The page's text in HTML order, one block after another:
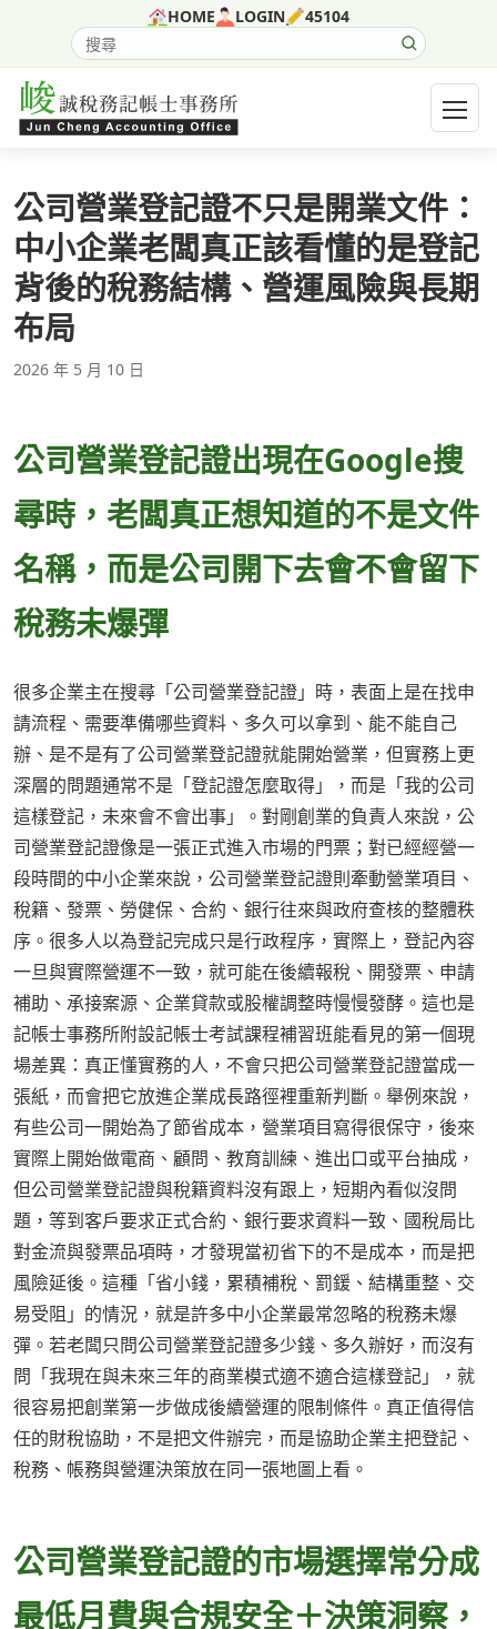
HOME LOGIN 45104
搜尋網站內容
開啟
公司營業登記證不只是開業文件：
中小企業老闆真正該看懂的是登記
背後的稅務結構、營運風險與長期
布局
2026 年 5 月 10 日
公司營業登記證出現在Google搜
尋時，老闆真正想知道的不是文件
名稱，而是公司開下去會不會留下
稅務未爆彈
很多企業主在搜尋「公司營業登記證」時，表面上是在找申
請流程、需要準備哪些資料、多久可以拿到、能不能自己
辦、是不是有了公司營業登記證就能開始營業，但實務上更
深層的問題通常不是「登記證怎麼取得」，而是「我的公司
這樣登記，未來會不會出事」。對剛創業的負責人來說，公
司營業登記證像是一張正式進入市場的門票；對已經經營一
段時間的中小企業來說，公司營業登記證則牽動營業項目、
稅籍、發票、勞健保、合約、銀行往來與政府查核的整體秩
序。很多人以為登記完成只是行政程序，實際上，登記內容
一旦與實際營運不一致，就可能在後續報稅、開發票、申請
補助、承接案源、企業貸款或股權調整時慢慢發酵。這也是
記帳士事務所附設記帳士考試課程補習班能看見的第一個現
場差異：真正懂實務的人，不會只把公司營業登記證當成一
張紙，而會把它放進企業成長路徑裡重新判斷。舉例來說，
有些公司一開始為了節省成本，營業項目寫得很保守，後來
實際上開始做電商、顧問、教育訓練、進出口或平台抽成，
但公司營業登記證與稅籍資料沒有跟上，短期內看似沒問
題，等到客戶要求正式合約、銀行要求資料一致、國稅局比
對金流與發票品項時，才發現當初省下的不是成本，而是把
風險延後。這種「省小錢，累積補稅、罰鍰、結構重整、交
易受阻」的情況，就是許多中小企業最常忽略的稅務未爆
彈。若老闆只問公司營業登記證多少錢、多久辦好，而沒有
問「我現在與未來三年的商業模式適不適合這樣登記」，就
很容易把創業第一步做成後續營運的限制條件。真正值得信
任的財稅協助，不是把文件辦完，而是協助企業主把登記、
稅務、帳務與營運決策放在同一張地圖上看。
公司營業登記證的市場選擇常分成
最低月費與合規安全＋決策洞察，